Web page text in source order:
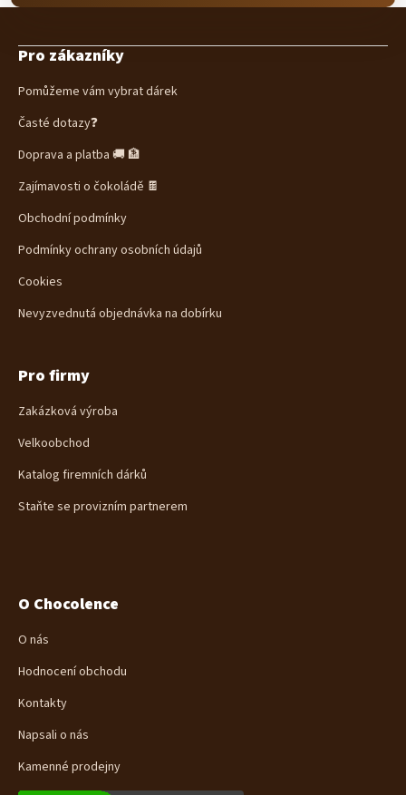
Pro zákazníky
Pomůžeme vám vybrat dárek
Časté dotazy❓
Doprava a platba 🚚 🏦
Zajímavosti o čokoládě 🍫
Obchodní podmínky
Podmínky ochrany osobních údajů
Cookies
Nevyzvednutá objednávka na dobírku
Pro firmy
Zakázková výroba
Velkoobchod
Katalog firemních dárků
Staňte se provizním partnerem
O Chocolence
O nás
Hodnocení obchodu
Kontakty
Napsali o nás
Kamenné prodejny